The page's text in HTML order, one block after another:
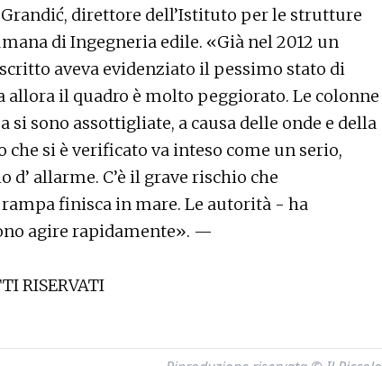
Grandić, direttore dell’Istituto per le strutture
di Ingegneria edile. «Già nel 2012 un
aveva evidenziato il pessimo stato di
allora il quadro è molto peggiorato. Le colonne
si sono assottigliate, a causa delle onde e della
che si è verificato va inteso come un serio,
allarme. C’è il grave rischio che
finisca in mare. Le autorità - ha
agire rapidamente». —
RISERVATI